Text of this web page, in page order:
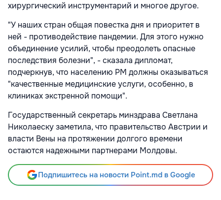
хирургический инструментарий и многое другое.
"У наших стран общая повестка дня и приоритет в
ней - противодействие пандемии. Для этого нужно
объединение усилий, чтобы преодолеть опасные
последствия болезни", - сказала дипломат,
подчеркнув, что населению РМ должны оказываться
"качественные медицинские услуги, особенно, в
клиниках экстренной помощи".
Государственный секретарь минздрава Светлана
Николаеску заметила, что правительство Австрии и
власти Вены на протяжении долгого времени
остаются надежными партнерами Молдовы.
Подпишитесь на новости Point.md в Google